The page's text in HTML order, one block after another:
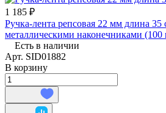
1 185 ₽
Ручка-лента репсовая 22 мм длина 35
металлическими наконечниками (100
Есть в наличии
Арт. SID01882
В корзину